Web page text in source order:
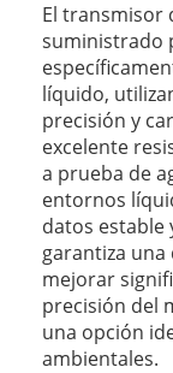
El transmisor
suministrado
líquido,
precisión y
excelente
a prueba de
entornos
datos estable
garantiza
mejorar
precisión del
una opción
ambientales.